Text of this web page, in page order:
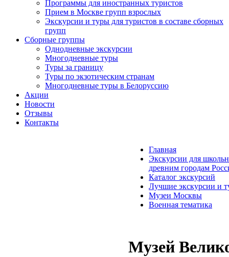
Программы для иностранных туристов
Прием в Москве групп взрослых
Экскурсии и туры для туристов в составе сборных
групп
Сборные группы
Однодневные экскурсии
Многодневные туры
Туры за границу
Туры по экзотическим странам
Многодневные туры в Белоруссию
Акции
Новости
Отзывы
Контакты
Главная
Экскурсии для
древним городам
Каталог экскурсий
Лучшие экскурсии и
Музеи Москвы
Военная тематика
Музей